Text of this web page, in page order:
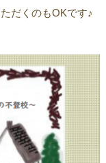
だくのもOKです♪